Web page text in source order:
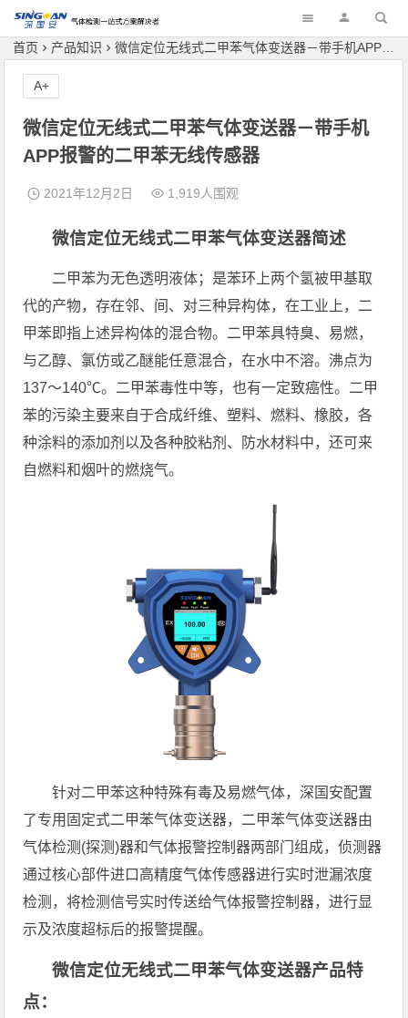
深国安
首页 产品知识 微信定位无线式二甲苯气体变送器－带手机APP报警的二甲苯无线传感器
微信定位无线式二甲苯气体变送器－带手机
APP报警的二甲苯无线传感器
2021年12月2日 1,919人围观
微信定位无线式二甲苯气体变送器简述
二甲苯为无色透明液体；是苯环上两个氢被甲基取
代的产物，存在邻、间、对三种异构体，在工业上，二
甲苯即指上述异构体的混合物。二甲苯具特臭、易燃，
与乙醇、氯仿或乙醚能任意混合，在水中不溶。沸点为
137～140℃。二甲苯毒性中等，也有一定致癌性。二甲
苯的污染主要来自于合成纤维、塑料、燃料、橡胶，各
种涂料的添加剂以及各种胶粘剂、防水材料中，还可来
自燃料和烟叶的燃烧气。
针对二甲苯这种特殊有毒及易燃气体，深国安配置
了专用固定式二甲苯气体变送器，二甲苯气体变送器由
气体检测(探测)器和气体报警控制器两部门组成，侦测器
通过核心部件进口高精度气体传感器进行实时泄漏浓度
检测，将检测信号实时传送给气体报警控制器，进行显
示及浓度超标后的报警提醒。
微信定位无线式二甲苯气体变送器产品特
点：
A+